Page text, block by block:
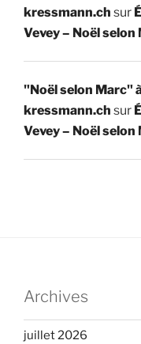
kressmann.ch sur
Vevey – Noël
"Noël selon Marc"
kressmann.ch sur
Vevey – Noël
Archives
juillet 2026